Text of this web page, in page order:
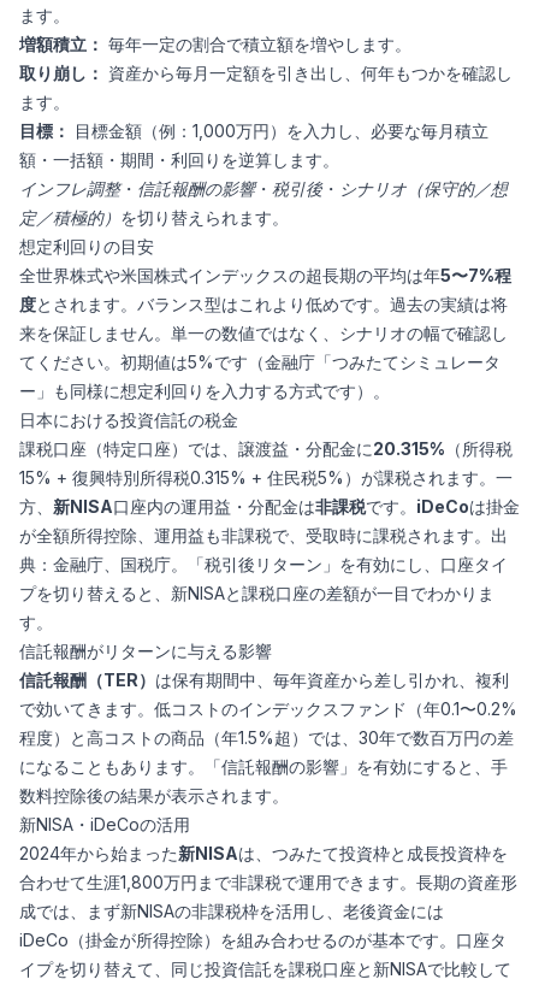
ます。
増額積立： 毎年一定の割合で積立額を増やします。
取り崩し： 資産から毎月一定額を引き出し、何年もつかを確認し
ます。
目標：
目標金額（例：1,000万円）を入力し、必要な毎月積立
額・一括額・期間・利回りを逆算します。
インフレ調整・ 信託報酬の影響・ 税引後・ シナリオ（保守的／想
定／積極的） を切り替えられます。
想定利回りの目安
全世界株式や米国株式インデックスの超長期の平均は年5〜7%程
度とされます。バランス型はこれより低めです。過去の実績は将
来を保証しません。単一の数値ではなく、シナリオの幅で確認し
てください。初期値は5%です（金融庁「つみたてシミュレータ
ー」も同様に想定利回りを入力する方式です）。
日本における投資信託の税金
課税口座（特定口座）では、譲渡益・分配金に20.315% （所得税
15% + 復興特別所得税0.315% + 住民税5%）が課税されます。一
方、 新NISA口座内の運用益・分配金は非課税です。 iDeCoは掛金
が全額所得控除、運用益も非課税で、受取時に課税されます。出
典：金融庁、国税庁。「税引後リターン」を有効にし、口座タイ
プを切り替えると、新NISAと課税口座の差額が一目でわかりま
す。
信託報酬がリターンに与える影響
信託報酬（TER） は保有期間中、毎年資産から差し引かれ、複利
で効いてきます。低コストのインデックスファンド（年0.1〜0.2%
程度）と高コストの商品（年1.5%超）では、30年で数百万円の差
になることもあります。「信託報酬の影響」を有効にすると、手
数料控除後の結果が表示されます。
新NISA・iDeCoの活用
2024年から始まった新NISAは、つみたて投資枠と成長投資枠を
合わせて生涯1,800万円まで非課税で運用できます。長期の資産形
成では、まず新NISAの非課税枠を活用し、老後資金には
iDeCo（掛金が所得控除）を組み合わせるのが基本です。口座タ
イプを切り替えて、同じ投資信託を課税口座と新NISAで比較して